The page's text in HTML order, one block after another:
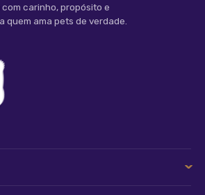
carinho, propósito e
quem ama pets de verdade.